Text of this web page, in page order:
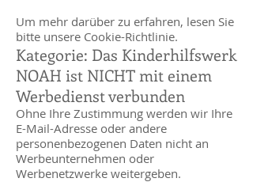
Um mehr darüber zu erfahren, lesen Sie
bitte unsere Cookie-Richtlinie.
Kategorie: Das Kinderhilfswerk
NOAH ist NICHT mit einem
Werbedienst verbunden
Ohne Ihre Zustimmung werden wir Ihre
E-Mail-Adresse oder andere
personenbezogenen Daten nicht an
Werbeunternehmen oder
Werbenetzwerke weitergeben.